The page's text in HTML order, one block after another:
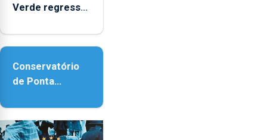
Verde regressa
acessibilidade
Conservatório
de Ponta
contar com
novos